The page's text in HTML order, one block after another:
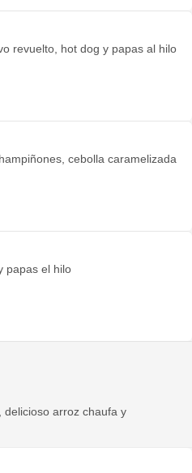
revuelto, hot dog y papas al hilo
cebolla caramelizada
papas el hilo
delicioso arroz chaufa y